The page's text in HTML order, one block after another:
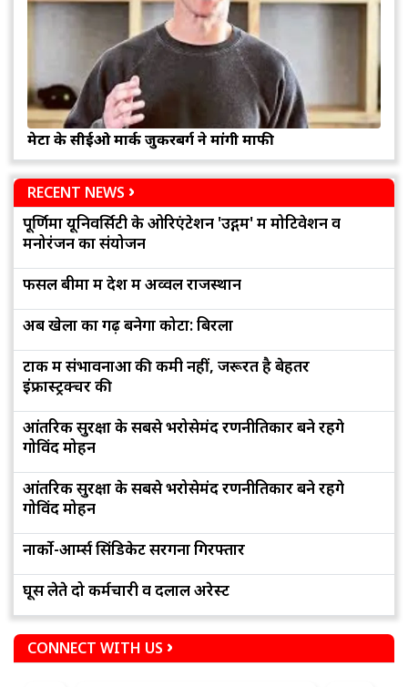
मेटा के सीईओ मार्क जुकरबर्ग ने मांगी माफी
RECENT NEWS
पूर्णिमा यूनिवर्सिटी के ओरिएंटेशन 'उद्गम' में मोटिवेशन व
मनोरंजन का संयोजन
फसल बीमा में देश में अव्वल राजस्थान
अब खेलों का गढ़ बनेगा कोटा: बिरला
टोंक में संभावनाओं की कमी नहीं, जरूरत है बेहतर
इंफ्रास्ट्रक्चर की
आंतरिक सुरक्षा के सबसे भरोसेमंद रणनीतिकार बने रहेंगे
गोविंद मोहन
आंतरिक सुरक्षा के सबसे भरोसेमंद रणनीतिकार बने रहेंगे
गोविंद मोहन
नार्को-आर्म्स सिंडिकेट सरगना गिरफ्तार
घूस लेते दो कर्मचारी व दलाल अरेस्ट
CONNECT WITH US